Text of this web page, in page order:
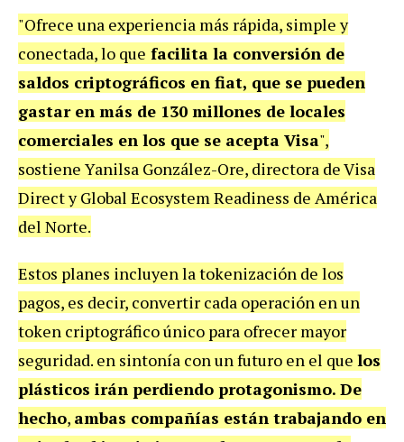
"Ofrece una experiencia más rápida, simple y
conectada, lo que facilita la conversión de
saldos criptográficos en fiat, que se pueden
gastar en más de 130 millones de locales
comerciales en los que se acepta Visa",
sostiene Yanilsa González-Ore, directora de Visa
Direct y Global Ecosystem Readiness de América
del Norte.
Estos planes incluyen la tokenización de los
pagos, es decir, convertir cada operación en un
token criptográfico único para ofrecer mayor
seguridad. en sintonía con un futuro en el que los
plásticos irán perdiendo protagonismo. De
hecho, ambas compañías están trabajando en